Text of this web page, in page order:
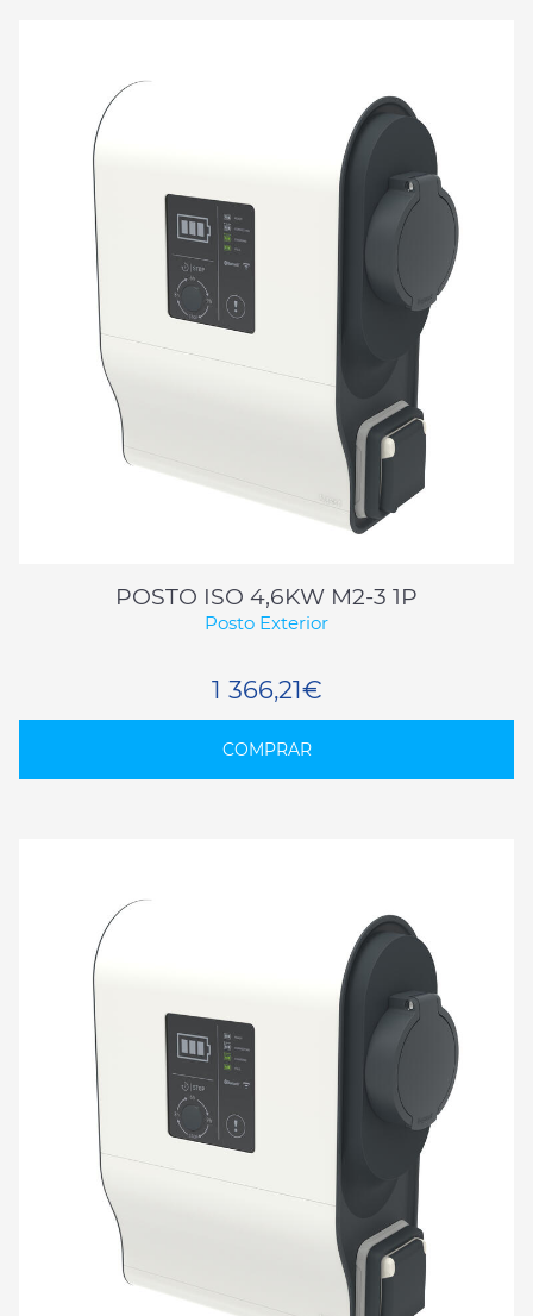
POSTO ISO 4,6KW M2-3 1P
Posto Exterior
1 366,21€
COMPRAR